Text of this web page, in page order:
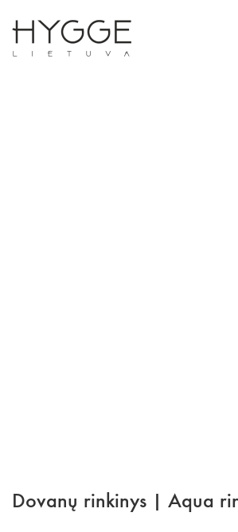
Dovanų rinkinys | Aqua